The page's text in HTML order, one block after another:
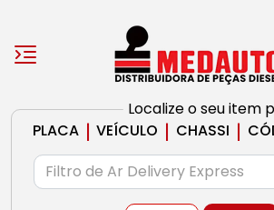
Localize o seu item
PLACA | VEÍCULO | CHASSI |